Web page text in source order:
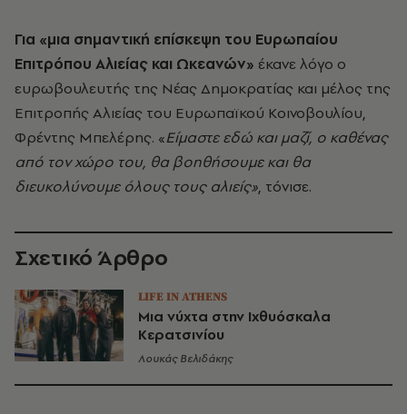
Για «μια σημαντική επίσκεψη του Ευρωπαίου
Επιτρόπου Αλιείας και Ωκεανών» έκανε λόγο ο
ευρωβουλευτής της Νέας Δημοκρατίας και μέλος της
Επιτροπής Αλιείας του Ευρωπαϊκού Κοινοβουλίου,
Φρέντης Μπελέρης. «Είμαστε εδώ και μαζί, ο καθένας
από τον χώρο του, θα βοηθήσουμε και θα
διευκολύνουμε όλους τους αλιείς», τόνισε.
Σχετικό Άρθρο
LIFE IN ATHENS
Μια νύχτα στην Ιχθυόσκαλα
Κερατσινίου
Λουκάς Βελιδάκης